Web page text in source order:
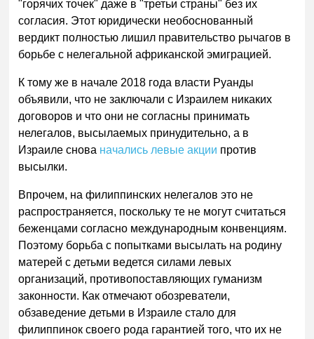
"горячих точек" даже в "третьи страны" без их
согласия. Этот юридически необоснованный
вердикт полностью лишил правительство рычагов в
борьбе с нелегальной африканской эмиграцией.
К тому же в начале 2018 года власти Руанды
объявили, что не заключали с Израилем никаких
договоров и что они не согласны принимать
нелегалов, высылаемых принудительно, а в
Израиле снова начались левые акции против
высылки.
Впрочем, на филиппинских нелегалов это не
распространяется, поскольку те не могут считаться
беженцами согласно международным конвенциям.
Поэтому борьба с попытками высылать на родину
матерей с детьми ведется силами левых
организаций, противопоставляющих гуманизм
законности. Как отмечают обозреватели,
обзаведение детьми в Израиле стало для
филиппинок своего рода гарантией того, что их не